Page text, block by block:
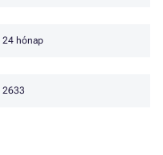
24 hónap
2633